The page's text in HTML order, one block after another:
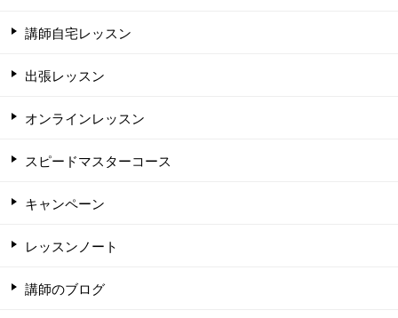
講師自宅レッスン
出張レッスン
オンラインレッスン
スピードマスターコース
キャンペーン
レッスンノート
講師のブログ